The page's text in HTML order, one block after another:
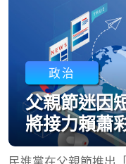
政治
父親節迷因
將接力賴蕭